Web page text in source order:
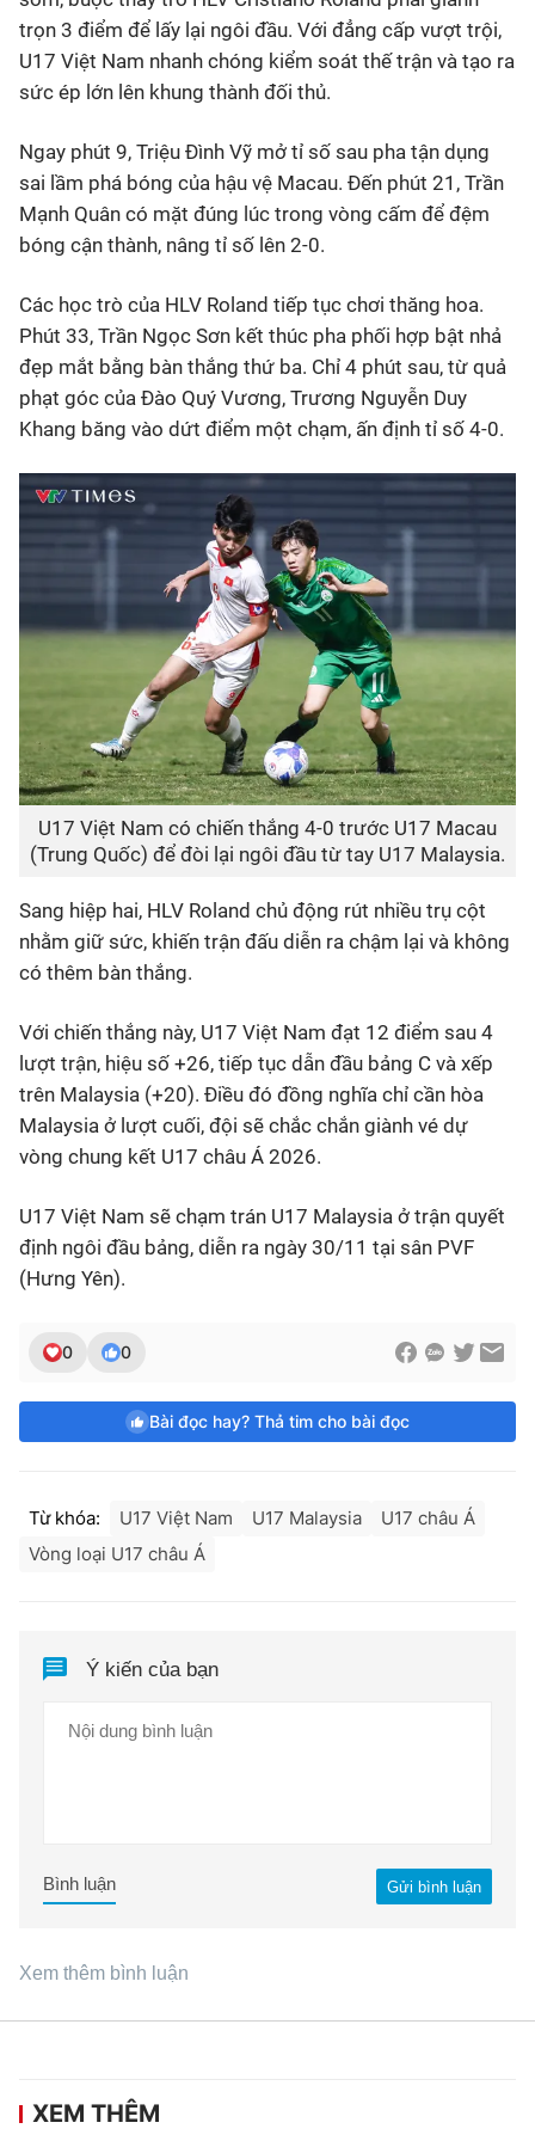
trọn 3 điểm để lấy lại ngôi đầu. Với đẳng cấp vượt trội,
U17 Việt Nam nhanh chóng kiểm soát thế trận và tạo ra
sức ép lớn lên khung thành đối thủ.
Ngay phút 9, Triệu Đình Vỹ mở tỉ số sau pha tận dụng
sai lầm phá bóng của hậu vệ Macau. Đến phút 21, Trần
Mạnh Quân có mặt đúng lúc trong vòng cấm để đệm
bóng cận thành, nâng tỉ số lên 2-0.
Các học trò của HLV Roland tiếp tục chơi thăng hoa.
Phút 33, Trần Ngọc Sơn kết thúc pha phối hợp bật nhả
đẹp mắt bằng bàn thắng thứ ba. Chỉ 4 phút sau, từ quả
phạt góc của Đào Quý Vương, Trương Nguyễn Duy
Khang băng vào dứt điểm một chạm, ấn định tỉ số 4-0.
U17 Việt Nam có chiến thắng 4-0 trước U17 Macau
(Trung Quốc) để đòi lại ngôi đầu từ tay U17 Malaysia.
Sang hiệp hai, HLV Roland chủ động rút nhiều trụ cột
nhằm giữ sức, khiến trận đấu diễn ra chậm lại và không
có thêm bàn thắng.
Với chiến thắng này, U17 Việt Nam đạt 12 điểm sau 4
lượt trận, hiệu số +26, tiếp tục dẫn đầu bảng C và xếp
trên Malaysia (+20). Điều đó đồng nghĩa chỉ cần hòa
Malaysia ở lượt cuối, đội sẽ chắc chắn giành vé dự
vòng chung kết U17 châu Á 2026.
U17 Việt Nam sẽ chạm trán U17 Malaysia ở trận quyết
định ngôi đầu bảng, diễn ra ngày 30/11 tại sân PVF
(Hưng Yên).
0 0
Bài đọc hay? Thả tim cho bài đọc
Từ khóa: U17 Việt Nam U17 Malaysia
U17 châu Á
Vòng loại U17 châu Á
Ý kiến của bạn
Gửi bình luận
Bình luận
Xem thêm bình luận
XEM THÊM